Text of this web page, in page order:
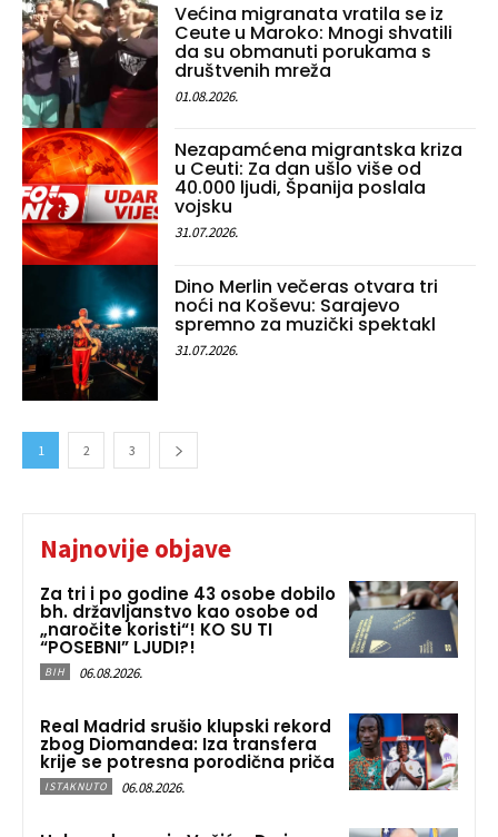
Većina migranata vratila se iz
Ceute u Maroko: Mnogi shvatili
da su obmanuti porukama s
društvenih mreža
01.08.2026.
Nezapamćena migrantska kriza
u Ceuti: Za dan ušlo više od
40.000 ljudi, Španija poslala
vojsku
31.07.2026.
Dino Merlin večeras otvara tri
noći na Koševu: Sarajevo
spremno za muzički spektakl
31.07.2026.
1 2 3
Najnovije objave
Za tri i po godine 43 osobe dobilo
bh. državljanstvo kao osobe od
„naročite koristi“! KO SU TI
“POSEBNI” LJUDI?!
BIH 06.08.2026.
Real Madrid srušio klupski rekord
zbog Diomandea: Iza transfera
krije se potresna porodična priča
ISTAKNUTO 06.08.2026.